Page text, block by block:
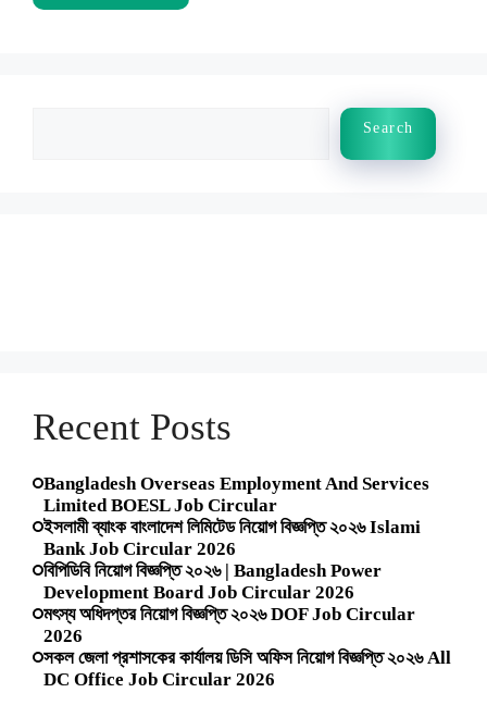
Search
Recent Posts
Bangladesh Overseas Employment And Services
Limited BOESL Job Circular
ইসলামী ব্যাংক বাংলাদেশ লিমিটেড নিয়োগ বিজ্ঞপ্তি ২০২৬ Islami
Bank Job Circular 2026
বিপিডিবি নিয়োগ বিজ্ঞপ্তি ২০২৬ | Bangladesh Power
Development Board Job Circular 2026
মৎস্য অধিদপ্তর নিয়োগ বিজ্ঞপ্তি ২০২৬ DOF Job Circular
2026
সকল জেলা প্রশাসকের কার্যালয় ডিসি অফিস নিয়োগ বিজ্ঞপ্তি ২০২৬ All
DC Office Job Circular 2026